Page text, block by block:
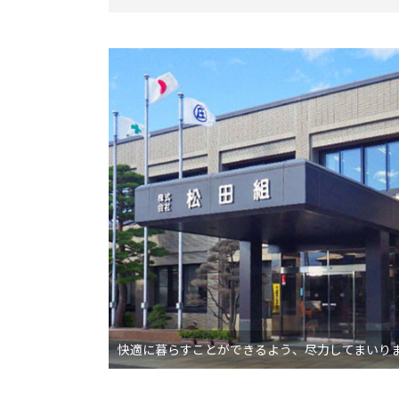
快適に暮らすことができるよう、尽力してまいり